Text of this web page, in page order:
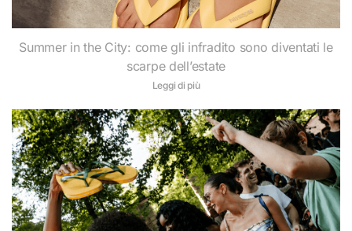
Summer in the City: come gli infradito sono diventati le
scarpe dell’estate
Leggi di più